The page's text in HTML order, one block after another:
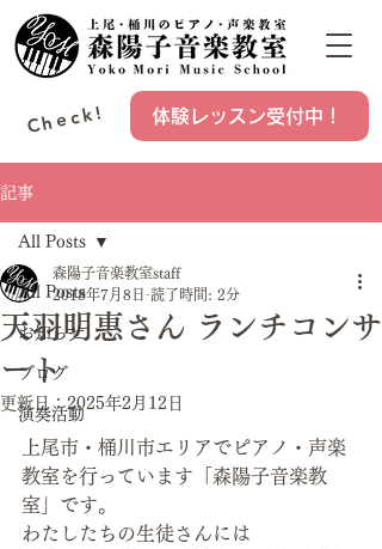
Check! 体験レッスン受付中！
記事
All Posts
お知らせ
ブログ
演奏活動
All Posts
天羽明惠さん ランチコンサ
ート
森陽子音楽教室staff
2018年7月8日 読了時間: 2分
更新日：2025年2月12日
上尾市・桶川市エリアでピアノ・声楽
教室を行っています「森陽子音楽教
室」です。
わたしたちの生徒さんには